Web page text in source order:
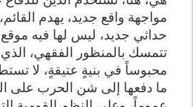
مواجهة واقع جديد، يهدم
حداثي جديد، ليس لها فيه
تتمسك بالمنظور الفقهي، الذي
محبوساً في بنيةٍ عتيقةٍ، لا
ما دفعها إلى شن الحرب على